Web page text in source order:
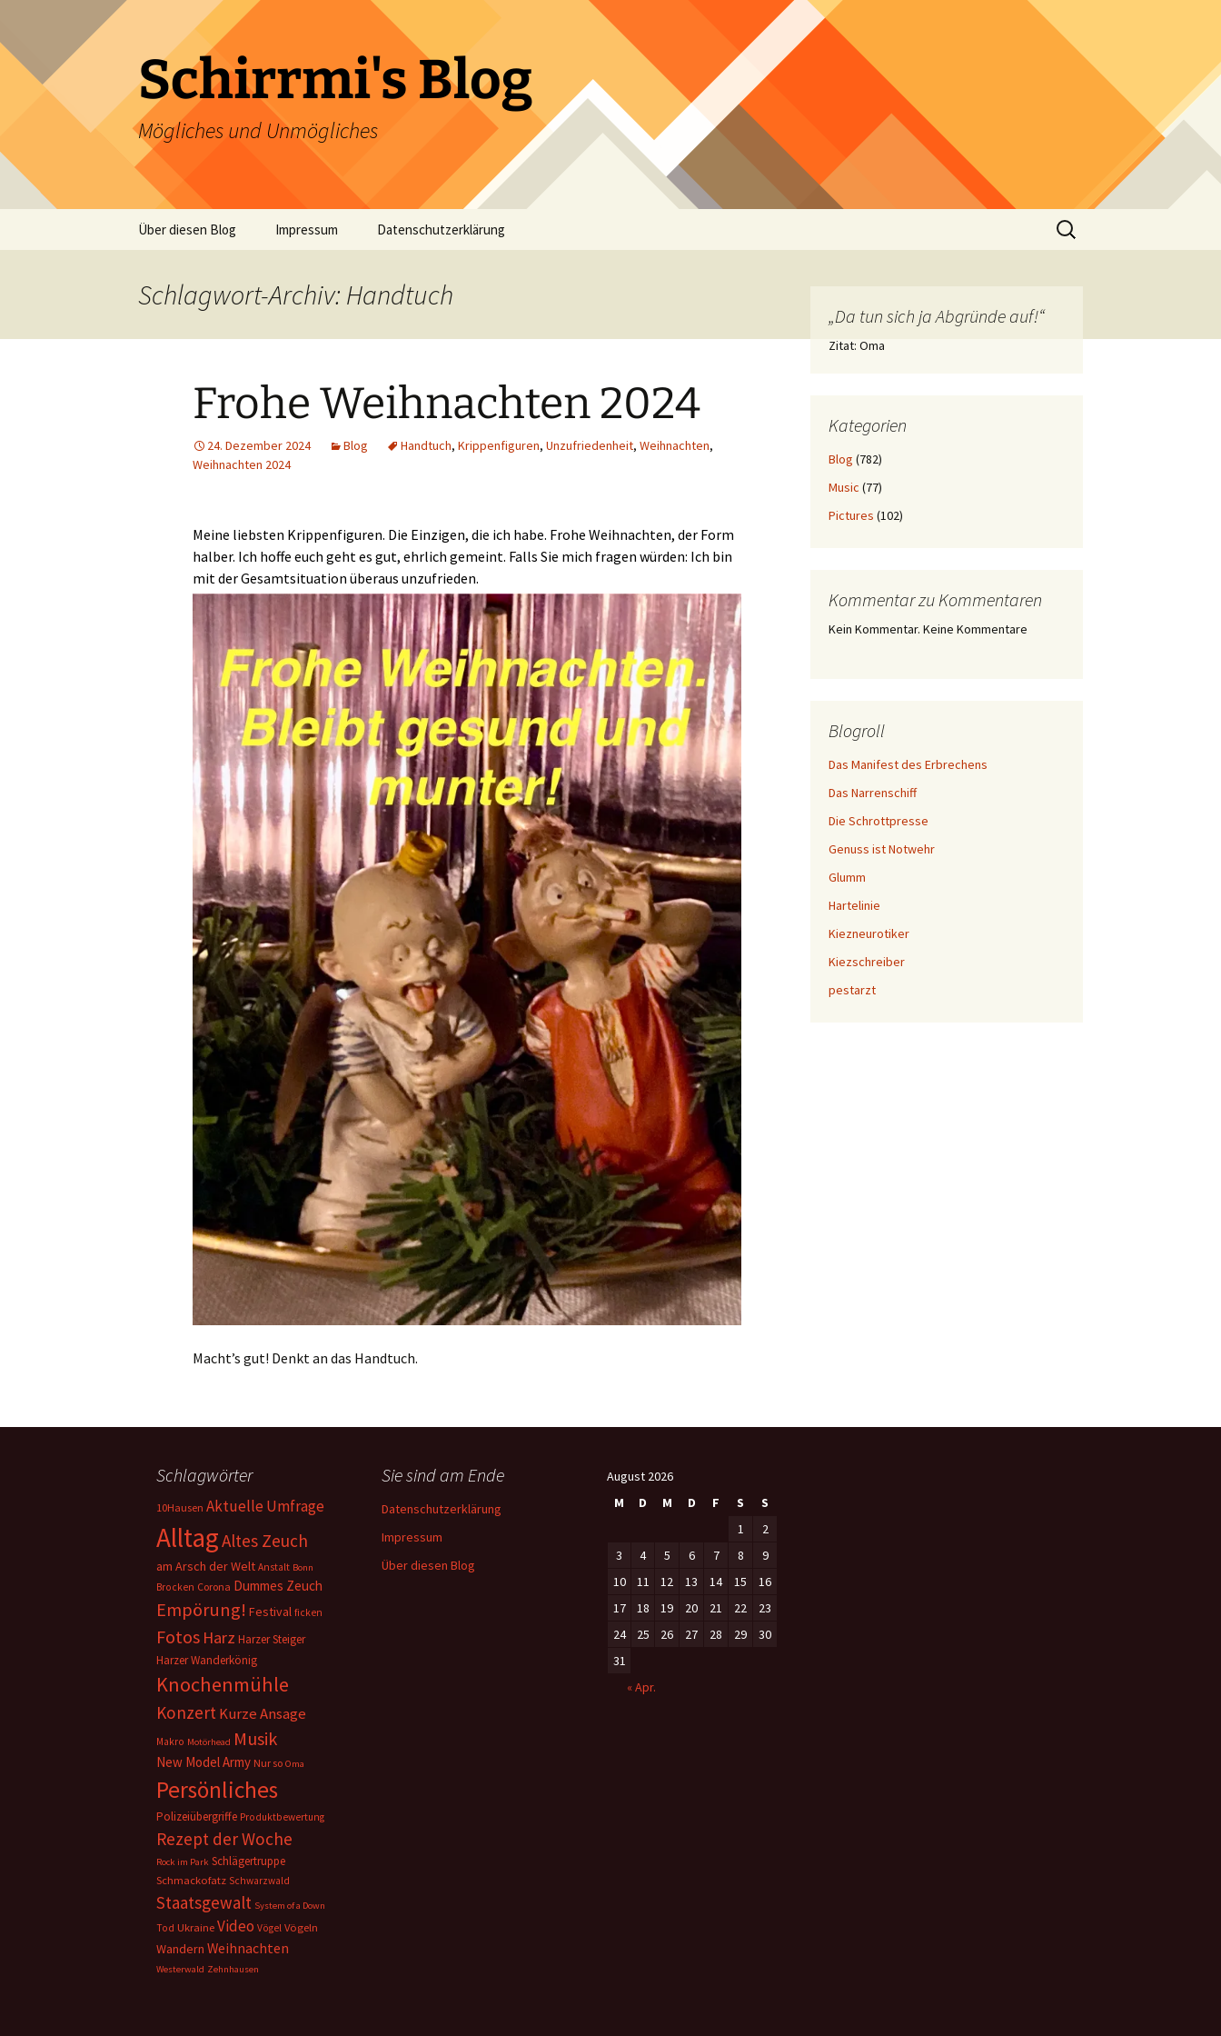
springen
Schirrmi's Blog
Mögliches und Unmögliches
Über diesen Blog Impressum Datenschutzerklärung
Suchen
nach:
Schlagwort-Archiv: Handtuch
Frohe Weihnachten 2024
24. Dezember 2024 Blog Handtuch, Krippenfiguren, Unzufriedenheit, Weihnachten,
Weihnachten 2024
Meine liebsten Krippenfiguren. Die Einzigen, die ich habe. Frohe Weihnachten, der Form
halber. Ich hoffe euch geht es gut, ehrlich gemeint. Falls Sie mich fragen würden: Ich bin
mit der Gesamtsituation überaus unzufrieden.
Macht’s gut! Denkt an das Handtuch.
„Da tun sich ja Abgründe auf!“
Zitat: Oma
Kategorien
Blog (782)
Music (77)
Pictures (102)
Kommentar zu Kommentaren
Kein Kommentar. Keine Kommentare
Blogroll
Das Manifest des Erbrechens
Das Narrenschiff
Die Schrottpresse
Genuss ist Notwehr
Glumm
Hartelinie
Kiezneurotiker
Kiezschreiber
pestarzt
Schlagwörter
10Hausen Aktuelle Umfrage
AlltagAltes Zeuch
am Arsch der Welt Anstalt Bonn
Brocken Corona Dummes Zeuch
Empörung! Festival ficken
Fotos Harz Harzer Steiger
Harzer Wanderkönig
Knochenmühle
Konzert Kurze Ansage
Makro Motörhead Musik
New Model Army Nur so Oma
Persönliches
Polizeiübergriffe Produktbewertung
Rezept der Woche
Rock im Park Schlägertruppe
Schmackofatz Schwarzwald
Staatsgewalt System of a Down
Tod Ukraine Video Vögel Vögeln
Wandern Weihnachten
Westerwald Zehnhausen
Sie sind am Ende
Datenschutzerklärung
Impressum
Über diesen Blog
August 2026
M
D M D F S
S
1
2
3
4 5 6 7 8
9
10
11 12 13 14 15
16
17
18 19 20 21 22
23
24
25 26 27 28 29
30
31
« Apr.